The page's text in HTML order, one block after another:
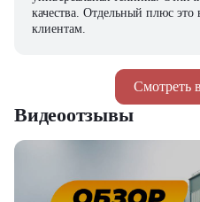
Смотреть
качества. Отдельный плюс
клиентам.
Видеоотзывы